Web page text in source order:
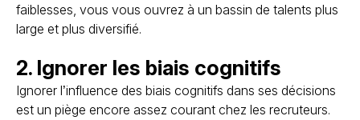
faiblesses, vous vous ouvrez à un bassin de talents plus
large et plus diversifié.
2. Ignorer les biais cognitifs
Ignorer l’influence des biais cognitifs dans ses décisions
est un piège encore assez courant chez les recruteurs.